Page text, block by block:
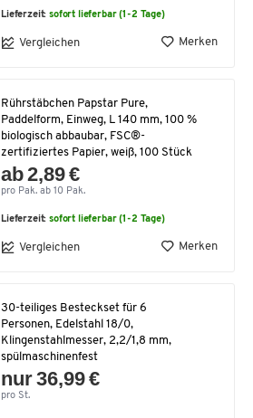
Lieferzeit:sofort lieferbar (1-2 Tage)
Vergleichen Merken
Rührstäbchen Papstar Pure,
Paddelform, Einweg, L 140 mm, 100 %
biologisch abbaubar, FSC®-
zertifiziertes Papier, weiß, 100 Stück
ab 2,89 €
pro Pak. ab 10 Pak.
Lieferzeit:sofort lieferbar (1-2 Tage)
Vergleichen Merken
30-teiliges Besteckset für 6
Personen, Edelstahl 18/0,
Klingenstahlmesser, 2,2/1,8 mm,
spülmaschinenfest
nur 36,99 €
pro St.